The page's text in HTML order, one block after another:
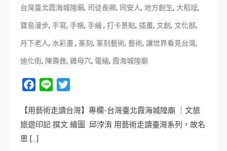
台灣臺北霞海城隍廟, 司徒長卿, 同安人, 地方創生, 大稻埕,
寶島漫步, 手寫, 手帳, 手繪, 打卡景點, 插畫, 文創 , 文化部,
月下老人, 水彩畫, 篆刻, 篆刻藝術, 藝術, 讓世界看見台灣,
迪化街, 陳壽彝, 雞母穴, 電繪, 霞海城隍廟
Facebook
Line
【用藝術走讀台灣】專欄-台灣臺北霞海城隍廟 ｜文旅
旅遊印記 撰文 繪圖 邱浡洧 用藝術走讀臺灣系列，故名
思 […]